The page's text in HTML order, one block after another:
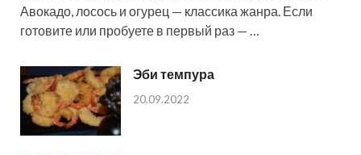
Авокадо, лосось и огурец — классика жанра. Если
готовите или пробуете в первый раз — …
Эби темпура
20.09.2022